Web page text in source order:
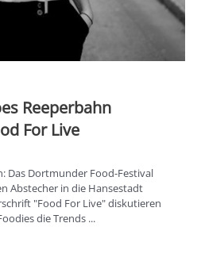
Reeperbahn
For Live
Das Dortmunder Food-Festival
Abstecher in die Hansestadt
"Food For Live" diskutieren
die Trends ...